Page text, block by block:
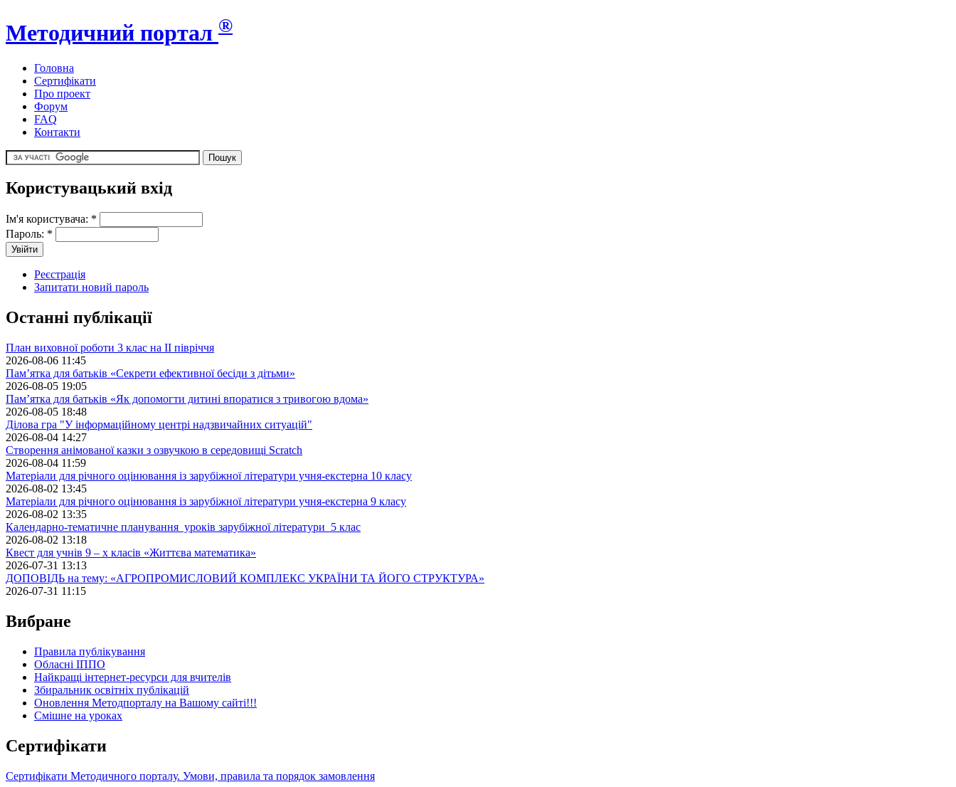
Методичний портал ®
Головна
Сертифікати
Про проект
Форум
FAQ
Контакти
Користувацький вхід
Ім'я користувача: *
Пароль: *
Реєстрація
Запитати новий пароль
Останні публікації
План виховної роботи 3 клас на II півріччя
2026-08-06 11:45
Пам’ятка для батьків «Секрети ефективної бесіди з дітьми»
2026-08-05 19:05
Пам’ятка для батьків «Як допомогти дитині впоратися з тривогою вдома»
2026-08-05 18:48
Ділова гра "У інформаційному центрі надзвичайних ситуацій"
2026-08-04 14:27
Створення анімованої казки з озвучкою в середовищі Scratch
2026-08-04 11:59
Матеріали для річного оцінювання із зарубіжної літератури учня-екстерна 10 класу
2026-08-02 13:45
Матеріали для річного оцінювання із зарубіжної літератури учня-екстерна 9 класу
2026-08-02 13:35
Календарно-тематичне планування уроків зарубіжної літератури 5 клас
2026-08-02 13:18
Квест для учнів 9 – х класів «Життєва математика»
2026-07-31 13:13
ДОПОВІДЬ на тему: «АГРОПРОМИСЛОВИЙ КОМПЛЕКС УКРАЇНИ ТА ЙОГО СТРУКТУРА»
2026-07-31 11:15
Вибране
Правила публікування
Обласні ІППО
Найкращі інтернет-ресурси для вчителів
Збиральник освітніх публікацій
Оновлення Методпорталу на Вашому сайті!!!
Cмішне на уроках
Сертифікати
Сертифікати Методичного порталу. Умови, правила та порядок замовлення